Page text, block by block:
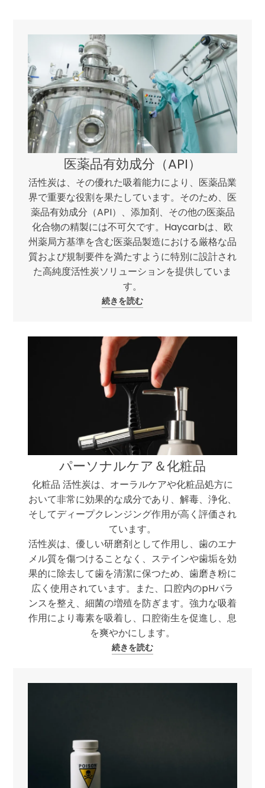
医薬品有効成分（API）
活性炭は、その優れた吸着能力により、医薬品業
界で重要な役割を果たしています。そのため、医
薬品有効成分（API）、添加剤、その他の医薬品
化合物の精製には不可欠です。Haycarbは、欧
州薬局方基準を含む医薬品製造における厳格な品
質および規制要件を満たすように特別に設計され
た高純度活性炭ソリューションを提供していま
す。
続きを読む
パーソナルケア＆化粧品
化粧品 活性炭は、オーラルケアや化粧品処方に
おいて非常に効果的な成分であり、解毒、浄化、
そしてディープクレンジング作用が高く評価され
ています。
活性炭は、優しい研磨剤として作用し、歯のエナ
メル質を傷つけることなく、ステインや歯垢を効
果的に除去して歯を清潔に保つため、歯磨き粉に
広く使用されています。また、口腔内のpHバラ
ンスを整え、細菌の増殖を防ぎます。強力な吸着
作用により毒素を吸着し、口腔衛生を促進し、息
を爽やかにします。
続きを読む